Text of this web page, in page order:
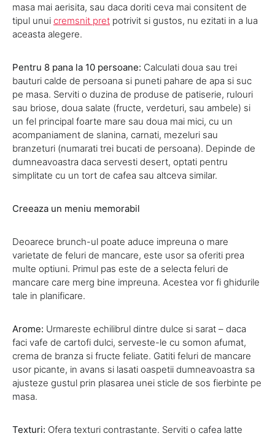
masa mai aerisita, sau daca doriti ceva mai consitent de
tipul unui cremsnit pret potrivit si gustos, nu ezitati in a lua
aceasta alegere.
Pentru 8 pana la 10 persoane: Calculati doua sau trei
bauturi calde de persoana si puneti pahare de apa si suc
pe masa. Serviti o duzina de produse de patiserie, rulouri
sau briose, doua salate (fructe, verdeturi, sau ambele) si
un fel principal foarte mare sau doua mai mici, cu un
acompaniament de slanina, carnati, mezeluri sau
branzeturi (numarati trei bucati de persoana). Depinde de
dumneavoastra daca servesti desert, optati pentru
simplitate cu un tort de cafea sau altceva similar.
Creeaza un meniu memorabil
Deoarece brunch-ul poate aduce impreuna o mare
varietate de feluri de mancare, este usor sa oferiti prea
multe optiuni. Primul pas este de a selecta feluri de
mancare care merg bine impreuna. Acestea vor fi ghidurile
tale in planificare.
Arome: Urmareste echilibrul dintre dulce si sarat – daca
faci vafe de cartofi dulci, serveste-le cu somon afumat,
crema de branza si fructe feliate. Gatiti feluri de mancare
usor picante, in avans si lasati oaspetii dumneavoastra sa
ajusteze gustul prin plasarea unei sticle de sos fierbinte pe
masa.
Texturi: Ofera texturi contrastante. Serviti o cafea latte